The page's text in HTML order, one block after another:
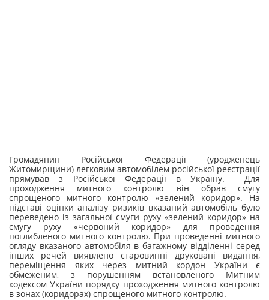
Громадянин Російської Федерації (уродженець
Житомирщини) легковим автомобілем російської реєстрації
прямував з Російської Федерації в Україну. Для
проходження митного контролю він обрав смугу
спрощеного митного контролю «зелений коридор». На
підставі оцінки аналізу ризиків вказаний автомобіль було
переведено із загальної смуги руху «зелений коридор» на
смугу руху «червоний коридор» для проведення
поглибленого митного контролю. При проведенні митного
огляду вказаного автомобіля в багажному відділенні серед
інших речей виявлено старовинні друковані видання,
переміщення яких через митний кордон України є
обмеженим, з порушенням встановленого Митним
кодексом України порядку проходження митного контролю
в зонах (коридорах) спрощеного митного контролю.